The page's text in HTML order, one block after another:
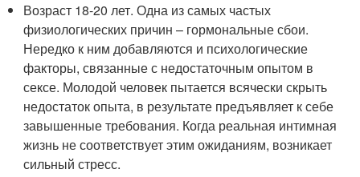
Возраст 18-20 лет. Одна из самых частых
физиологических причин – гормональные сбои.
Нередко к ним добавляются и психологические
факторы, связанные с недостаточным опытом в
сексе. Молодой человек пытается всячески скрыть
недостаток опыта, в результате предъявляет к себе
завышенные требования. Когда реальная интимная
жизнь не соответствует этим ожиданиям, возникает
сильный стресс.